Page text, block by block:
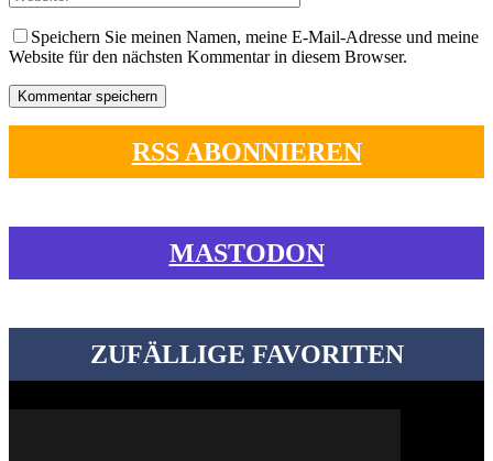
Speichern Sie meinen Namen, meine E-Mail-Adresse und meine
Website für den nächsten Kommentar in diesem Browser.
RSS ABONNIEREN
MASTODON
ZUFÄLLIGE FAVORITEN